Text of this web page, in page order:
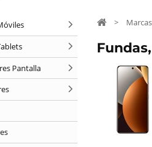
Pantalla
>